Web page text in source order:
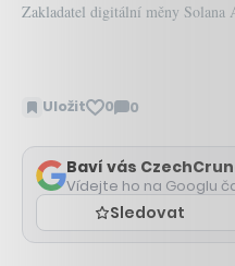
Zakladatel digitální měny Solana
Uložit 0 0
Zobrazit
Baví vás
Vídejte ho na Googlu
Sledovat